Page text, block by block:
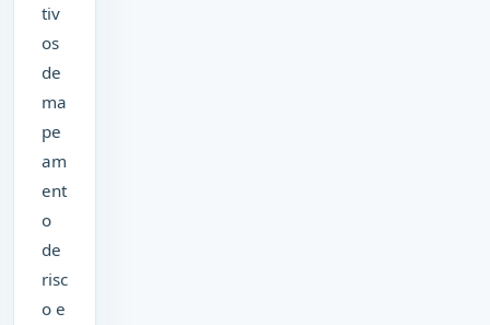
tiv
os
de
ma
pe
am
ent
o
de
risc
o e